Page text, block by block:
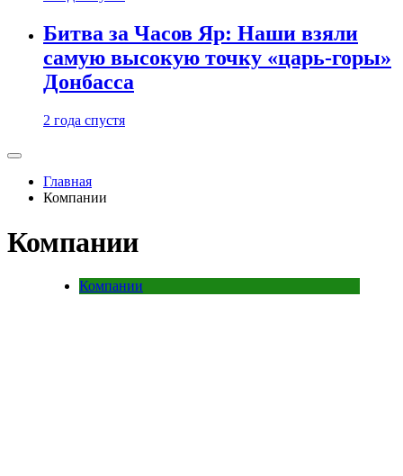
Битва за Часов Яр: Наши взяли
самую высокую точку «царь-горы»
Донбасса
2 года спустя
Главная
Компании
Компании
Компании